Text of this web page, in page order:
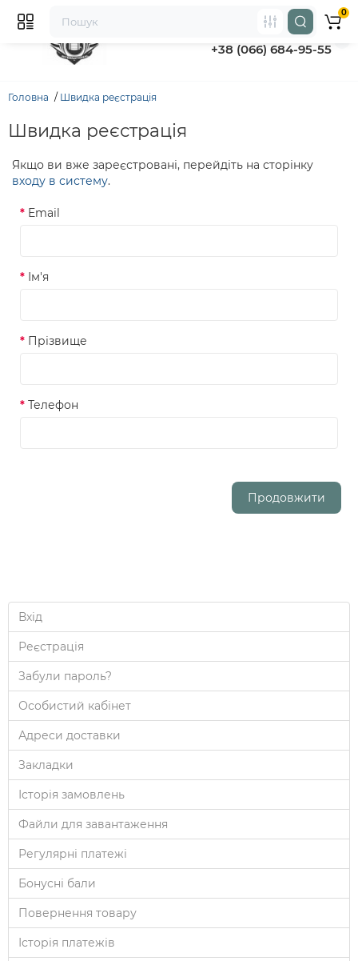
+38 (066) 776-14-44
‭+38 (066) 684-95-55‬
0
Головна Швидка реєстрація
Швидка реєстрація
Якщо ви вже зареєстровані, перейдіть на сторінку
входу в систему.
Email
Ім'я
Прізвище
Телефон
Продовжити
Вхід
Реєстрація
Забули пароль?
Особистий кабінет
Адреси доставки
Закладки
Історія замовлень
Файли для завантаження
Регулярні платежі
Бонусні бали
Повернення товару
Історія платежів